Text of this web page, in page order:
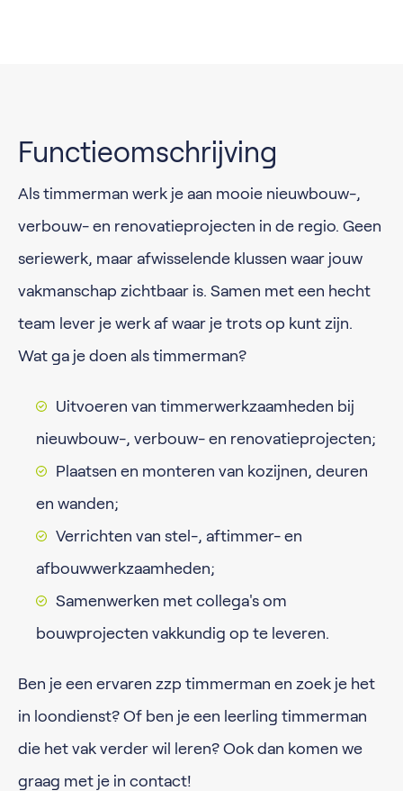
Functieomschrijving
Als timmerman werk je aan mooie nieuwbouw-,
verbouw- en renovatieprojecten in de regio. Geen
seriewerk, maar afwisselende klussen waar jouw
vakmanschap zichtbaar is. Samen met een hecht
team lever je werk af waar je trots op kunt zijn.
Wat ga je doen als timmerman?
Uitvoeren van timmerwerkzaamheden bij
nieuwbouw-, verbouw- en renovatieprojecten;
Plaatsen en monteren van kozijnen, deuren
en wanden;
Verrichten van stel-, aftimmer- en
afbouwwerkzaamheden;
Samenwerken met collega's om
bouwprojecten vakkundig op te leveren.
Ben je een ervaren zzp timmerman en zoek je het
in loondienst? Of ben je een leerling timmerman
die het vak verder wil leren? Ook dan komen we
graag met je in contact!